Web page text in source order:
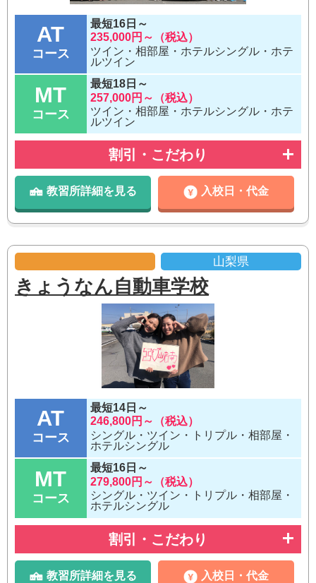
AT
コース
最短16日～
235,000円～（税込）
ツイン・相部屋・ホテルシングル・ホテ
ルツイン
MT
コース
最短18日～
257,000円～（税込）
ツイン・相部屋・ホテルシングル・ホテ
ルツイン
割引・こだわり
教習所詳細を見る 入校日・代金
山梨県
きょうなん自動車学校
AT
コース
最短14日～
246,800円～（税込）
シングル・ツイン・トリプル・相部屋・
ホテルシングル
MT
コース
最短16日～
279,800円～（税込）
シングル・ツイン・トリプル・相部屋・
ホテルシングル
割引・こだわり
教習所詳細を見る 入校日・代金